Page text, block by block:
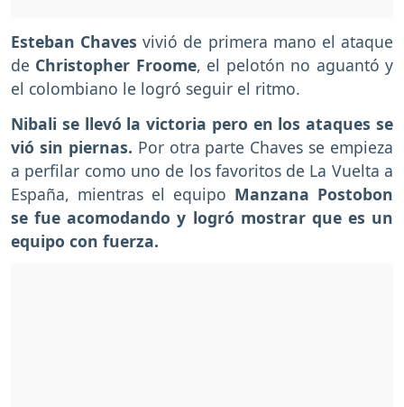
Esteban Chaves vivió de primera mano el ataque
de Christopher Froome, el pelotón no aguantó y
el colombiano le logró seguir el ritmo.
Nibali se llevó la victoria pero en los ataques se
vió sin piernas. Por otra parte Chaves se empieza
a perfilar como uno de los favoritos de La Vuelta a
España, mientras el equipo Manzana Postobon
se fue acomodando y logró mostrar que es un
equipo con fuerza.